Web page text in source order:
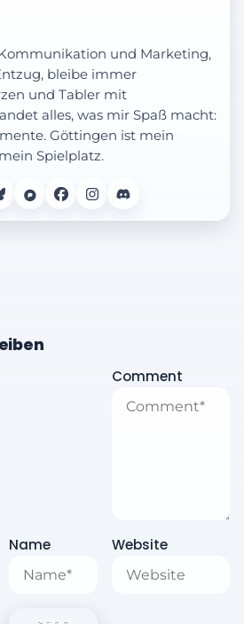
und Marketing,
bleibe immer
und Tabler mit
alles, was mir Spaß macht:
Göttingen ist mein
Spielplatz.
Comment
Name Website